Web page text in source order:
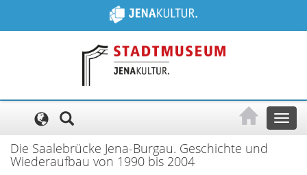
Toggle
Die Saalebrücke Jena-Burgau. Geschichte und
Wiederaufbau von 1990 bis 2004